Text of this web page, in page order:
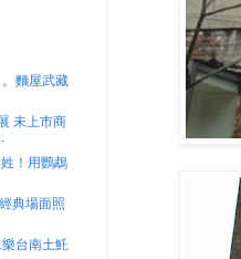
麵屋武藏
未上市商
！用鸚鵡
典場面照
台南土魠